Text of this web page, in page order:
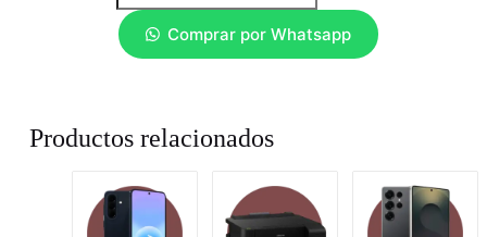
Comprar por Whatsapp
Productos relacionados